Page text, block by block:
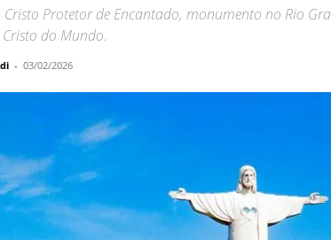
Cristo Protetor de Encantado, monumento no Rio
do Mundo.
- 03/02/2026